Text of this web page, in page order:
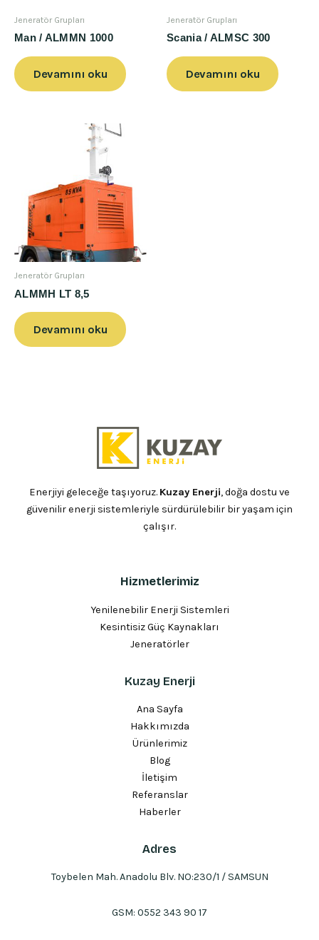
Jeneratör Grupları
Man / ALMMN 1000
Devamını oku
Jeneratör Grupları
Scania / ALMSC 300
Devamını oku
Jeneratör Grupları
ALMMH LT 8,5
Devamını oku
Enerjiyi geleceğe taşıyoruz. Kuzay Enerji, doğa dostu ve
güvenilir enerji sistemleriyle sürdürülebilir bir yaşam için
çalışır.
Hizmetlerimiz
Yenilenebilir Enerji Sistemleri
Kesintisiz Güç Kaynakları
Jeneratörler
Kuzay Enerji
Ana Sayfa
Hakkımızda
Ürünlerimiz
Blog
İletişim
Referanslar
Haberler
Adres
Toybelen Mah. Anadolu Blv. NO:230/1 / SAMSUN
GSM: 0552 343 90 17